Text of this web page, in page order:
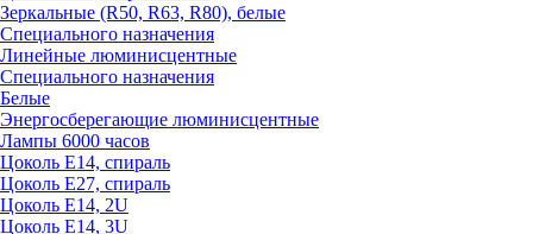
Зеркальные (R50, R63, R80), белые
Специального назначения
Линейные люминисцентные
Специального назначения
Белые
Энергосберегающие люминисцентные
Лампы 6000 часов
Цоколь Е14, спираль
Цоколь Е27, спираль
Цоколь Е14, 2U
Цоколь Е14, 3U